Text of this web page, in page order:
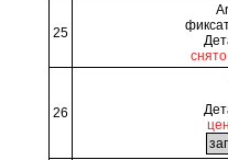
25
26